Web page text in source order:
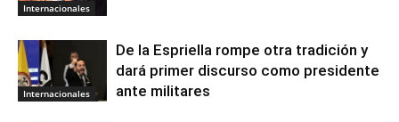
Internacionales
Internacionales
De la Espriella rompe otra tradición y
dará primer discurso como presidente
ante militares